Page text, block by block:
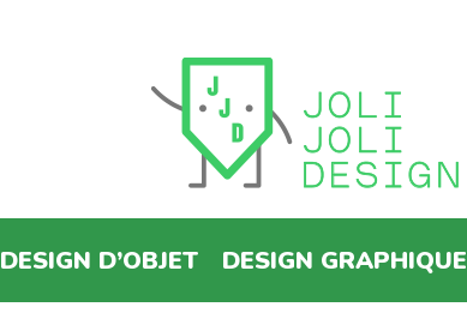
DESIGN D’OBJET DESIGN GRAPHIQUE